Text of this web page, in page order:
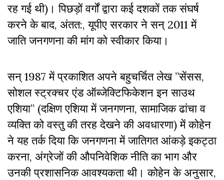
रह गई थी)। पिछड़ों वर्गों द्वारा कई दशकों तक संघर्ष
करने के बाद, अंतत:, यूपीए सरकार ने सन् 2011 में
जाति जनगणना की मांग को स्वीकार किया।
सन् 1987 में प्रकाशित अपने बहुचर्चित लेख ”सेंसस,
सोशल स्ट्रक्चर एंड ऑब्जेक्टिफिकेशन इन साउथ
एशिया” (दक्षिण एशिया में जनगणना, सामाजिक ढांचा व
व्यक्ति को वस्तु की तरह देखने की अवधारणा) में कोहेन
ने यह तर्क दिया कि जनगणना में जातिगत आंकड़ेइकट्ठा
करना, अंग्रेजों की औपनिवेशिक नीति का भाग और
उनकी प्रशासनिक आवश्यकता थी। कोहेन के अनुसार,